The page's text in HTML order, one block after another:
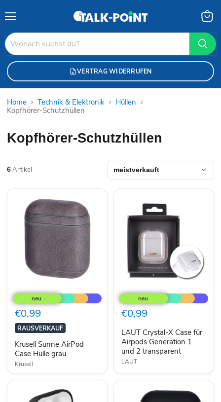
VERTRAG WIDERRUFEN
Home Technik & Elektronik
Hüllen
Kopfhörer-Schutzhüllen
Kopfhörer-Schutzhüllen
6Artikel
Sunne
AirPod
Case
Hülle
grau
€0,99
RAUSVERKAUF
Krusell Sunne AirPod
Case Hülle grau
Krusell
Crystal-
X
Case
für
Generation
1
und
2
transparent
€0,99
LAUT Crystal-X Case für
Airpods Generation 1
und 2 transparent
LAUT